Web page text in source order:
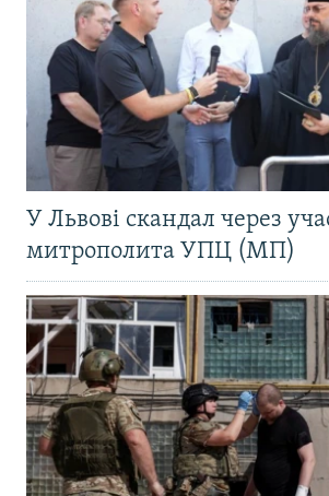
У Львові скандал через
митрополита УПЦ (МП)